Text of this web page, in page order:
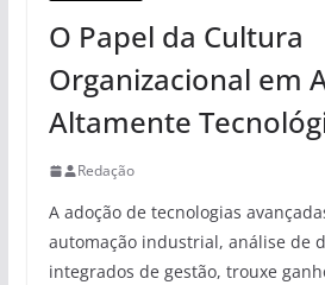
O Papel da Cultura
Organizacional em
Altamente
Redação
A adoção de tecnologias
automação industrial, análise de
integrados de gestão, trouxe